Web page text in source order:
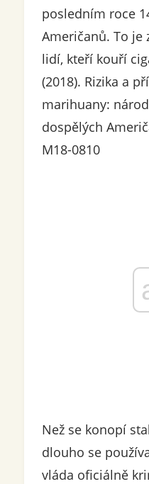
posledním roce
Američanů. To je
lidí, kteří kouří
(2018). Rizika a
marihuany:
dospělých
M18-0810
Než se konopí
dlouho se
vláda oficiálně